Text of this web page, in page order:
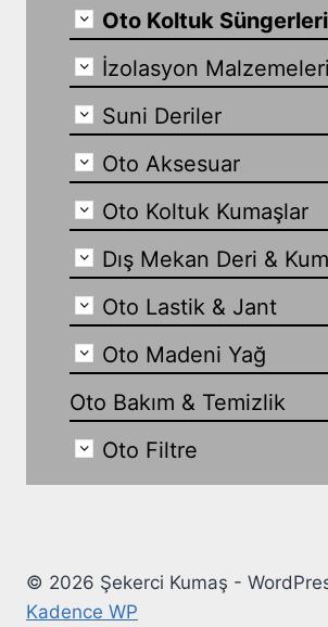
Oto Koltuk Süngerleri
İzolasyon Malzemeleri
Suni Deriler
Oto Aksesuar
Oto Koltuk Kumaşlar
Dış Mekan Deri &
Oto Lastik & Jant
Oto Madeni Yağ
Oto Bakım & Temizlik
Oto Filtre
© 2026 Şekerci Kumaş -
Kadence WP